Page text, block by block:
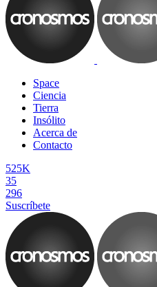
Space
Ciencia
Tierra
Insólito
Acerca de
Contacto
525K
35
296
Suscríbete